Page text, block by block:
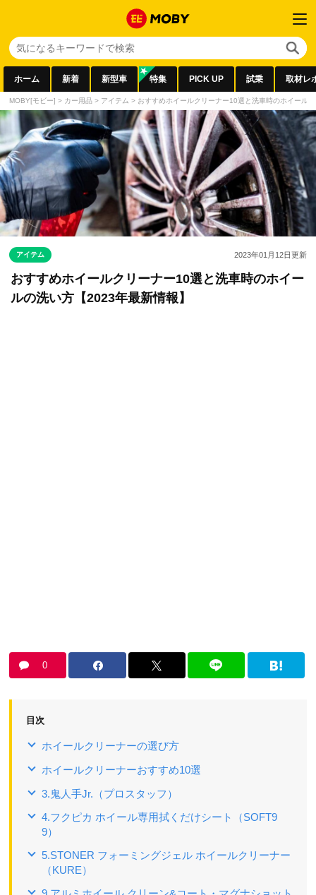
ホーム 新着 新型車 特集 PICK UP 試乗 取材レ
MOBY[モビー] > カー用品 > アイテム > おすすめホイールクリーナー10選と洗車時のホイール
アイテム 2023年01月12日更新
おすすめホイールクリーナー10選と洗車時のホイー
ルの洗い方【2023年最新情報】
0
目次
ホイールクリーナーの選び方
ホイールクリーナーおすすめ10選
3.鬼人手Jr.（プロスタッフ）
4.フクピカ ホイール専用拭くだけシート（SOFT9
9）
5.STONER フォーミングジェル ホイールクリーナー
（KURE）